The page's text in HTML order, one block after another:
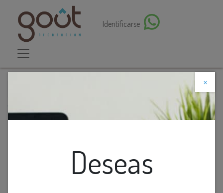
Identificarse
×
Deseas
Descuento web
Cinta Led Smd 4K 24v 240led/m 20w/m 2000lm Ip20